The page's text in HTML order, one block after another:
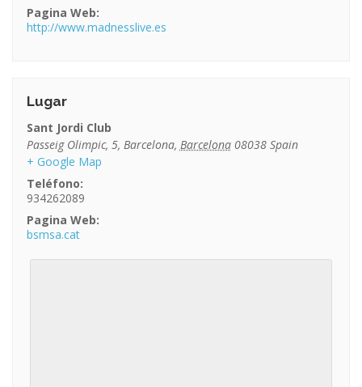
Pagina Web:
http://www.madnesslive.es
Lugar
Sant Jordi Club
Passeig Olimpic, 5, Barcelona, Barcelona 08038 Spain
+ Google Map
Teléfono:
934262089
Pagina Web:
bsmsa.cat